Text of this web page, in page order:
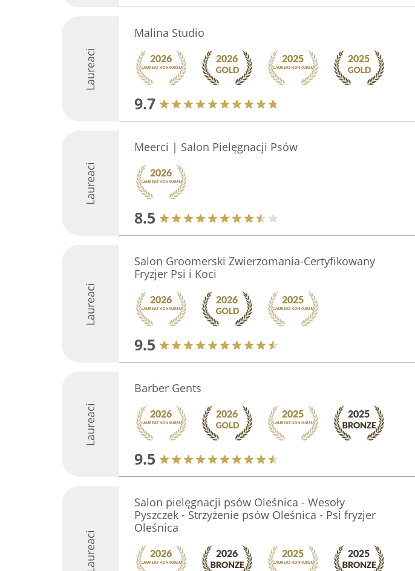
Laureaci
Malina Studio
9.7
Laureaci
Meerci | Salon Pielęgnacji Psów
8.5
Laureaci
Salon Groomerski Zwierzomania-Certyfikowany
Fryzjer Psi i Koci
9.5
Laureaci
Barber Gents
9.5
Laureaci
Salon pielęgnacji psów Oleśnica - Wesoły
Pyszczek - Strzyżenie psów Oleśnica - Psi fryzjer
Oleśnica